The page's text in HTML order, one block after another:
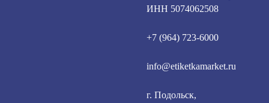
ИНН 5074062508
+7 (964) 723-6000
info@etiketkamarket.ru
г. Подольск,